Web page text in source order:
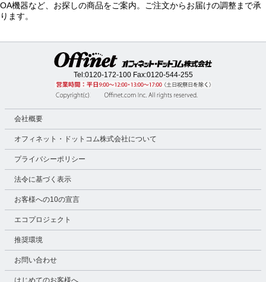
OA機器など、お探しの商品をご案内。ご注文からお届けの調整まで承
ります。
Tel:0120-172-100Fax:0120-544-255
会社概要
オフィネット・ドットコム株式会社について
プライバシーポリシー
法令に基づく表示
お客様への10の宣言
エコプロジェクト
推奨環境
お問い合わせ